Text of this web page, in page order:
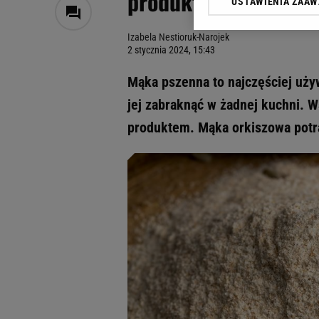
Izabela Nestioruk-Narojek
2 stycznia 2024, 15:43
Mąka pszenna to najczęściej
jej zabraknąć w żadnej kuchni.
produktem. Mąka orkiszowa
Klikając „Akceptuję”
dotyczące plików
odnośnik „Ustawienia
My, nasi Zaufani
Użycie dokładnych
Przechowywanie